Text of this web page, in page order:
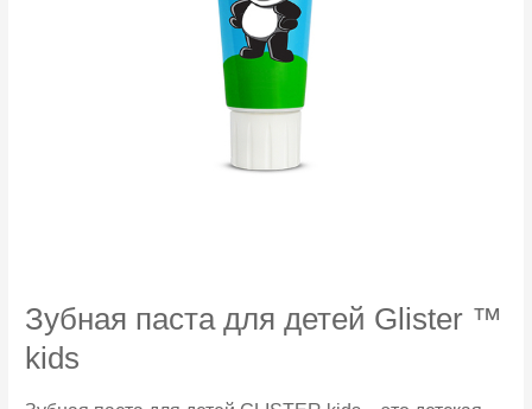
Зубная паста для детей Glister ™
kids